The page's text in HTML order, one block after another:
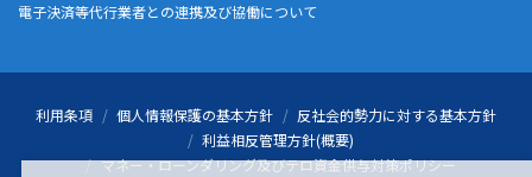
電子決済等代行業者との連携及び協働について
利用条項 個人情報保護の基本方針
反社会的勢力に対する基本方針
利益相反管理方針(概要)
マネー・ローンダリング及びテロ資金供与対策ポリシー